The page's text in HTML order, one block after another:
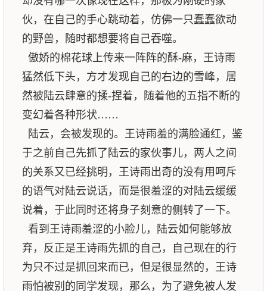
伙，在自己的手心跳动着，仿佛一只蠢蠢欲动
的野兽，随时都想要将自己吞噬。
傲娇的棉花球上传来一阵阵的酥-麻，王诗雨
猛然低下头，方才发现自己的右边的雪峰，居
然被陆云肆意的揉-捏着，随着他的五指不断的
变幻着各种形状……
陆云，会被发现的。王诗雨羞的满脸通红，鉴
于之前自己先抓了陆云的家伙事儿，两人之间
的关系又已经挑明，王诗雨出奇的没有用呵斥
的语气对陆云说话，而是很羞涩的对陆云缓缓
说着，于此同时还将身子刻意的侧转了一下。
看到王诗雨羞涩的小脸儿，陆云如何能够放
弃，反正是王诗雨先抓的自己，自己现在的行
为只不过是抓回来而已，但是很显然的，王诗
雨怕被别的同学发现，那么，为了避免被人发